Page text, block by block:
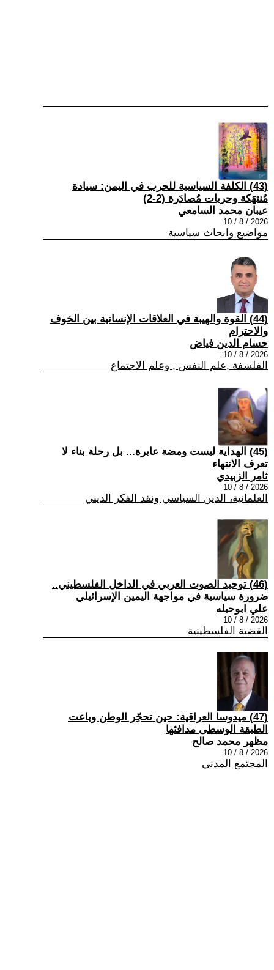
(43) الكلفة السياسية للحرب في اليمن: سيادة
مُنتهَكة وحريات مُصادَرة (2-2)
عيبان محمد السامعي
2026 / 8 / 10
مواضيع وابحاث سياسية
(44) القوة والهيبة في العلاقات الإنسانية بين الخوف
والاحترام
حسام الدين فياض
2026 / 8 / 10
الفلسفة ,علم النفس , وعلم الاجتماع
(45) الهداية ليست ومضة عابرة... بل رحلة بناء لا
تعرف الانتهاء
ثامر الزبيدي
2026 / 8 / 10
العلمانية، الدين السياسي ونقد الفكر الديني
(46) توحيد الصوت العربي في الداخل الفلسطيني..
ضرورة سياسية في مواجهة اليمين الإسرائيلي
علي ابوحبله
2026 / 8 / 10
القضية الفلسطينية
(47) ميدوسا العراقية: حين تحجّر الوطن وباعت
الطبقة الوسطى مدافئها
مظهر محمد صالح
2026 / 8 / 10
المجتمع المدني